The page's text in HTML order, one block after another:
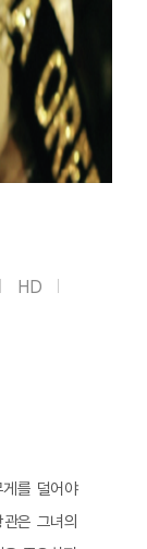
HD
를 덜어야
은 그녀의